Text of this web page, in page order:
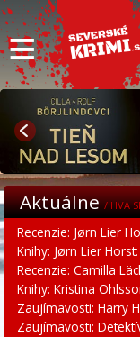
≡
Aktuálne/ HVA
Recenzie: Jørn Lier
Knihy: Jørn Lier
Recenzie: Camilla
Knihy: Kristina
Zaujímavosti: Harry
Zaujímavosti: